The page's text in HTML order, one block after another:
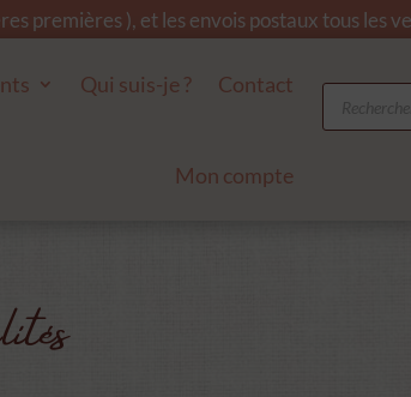
premières ), et les envois postaux tous les
Qui suis-je ? Contact
Mon compte
Recherche
produits